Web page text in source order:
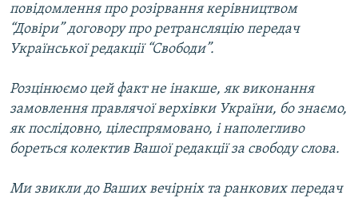
повідомлення про розірвання керівництвом
“Довіри” договору про ретрансляцію передач
Української редакції “Свободи”.
Розцінюємо цей факт не інакше, як виконання
замовлення правлячої верхівки України, бо знаємо,
як послідовно, цілеспрямовано, і наполегливо
бореться колектив Вашої редакції за свободу слова.
Ми звикли до Ваших вечірніх та ранкових передач